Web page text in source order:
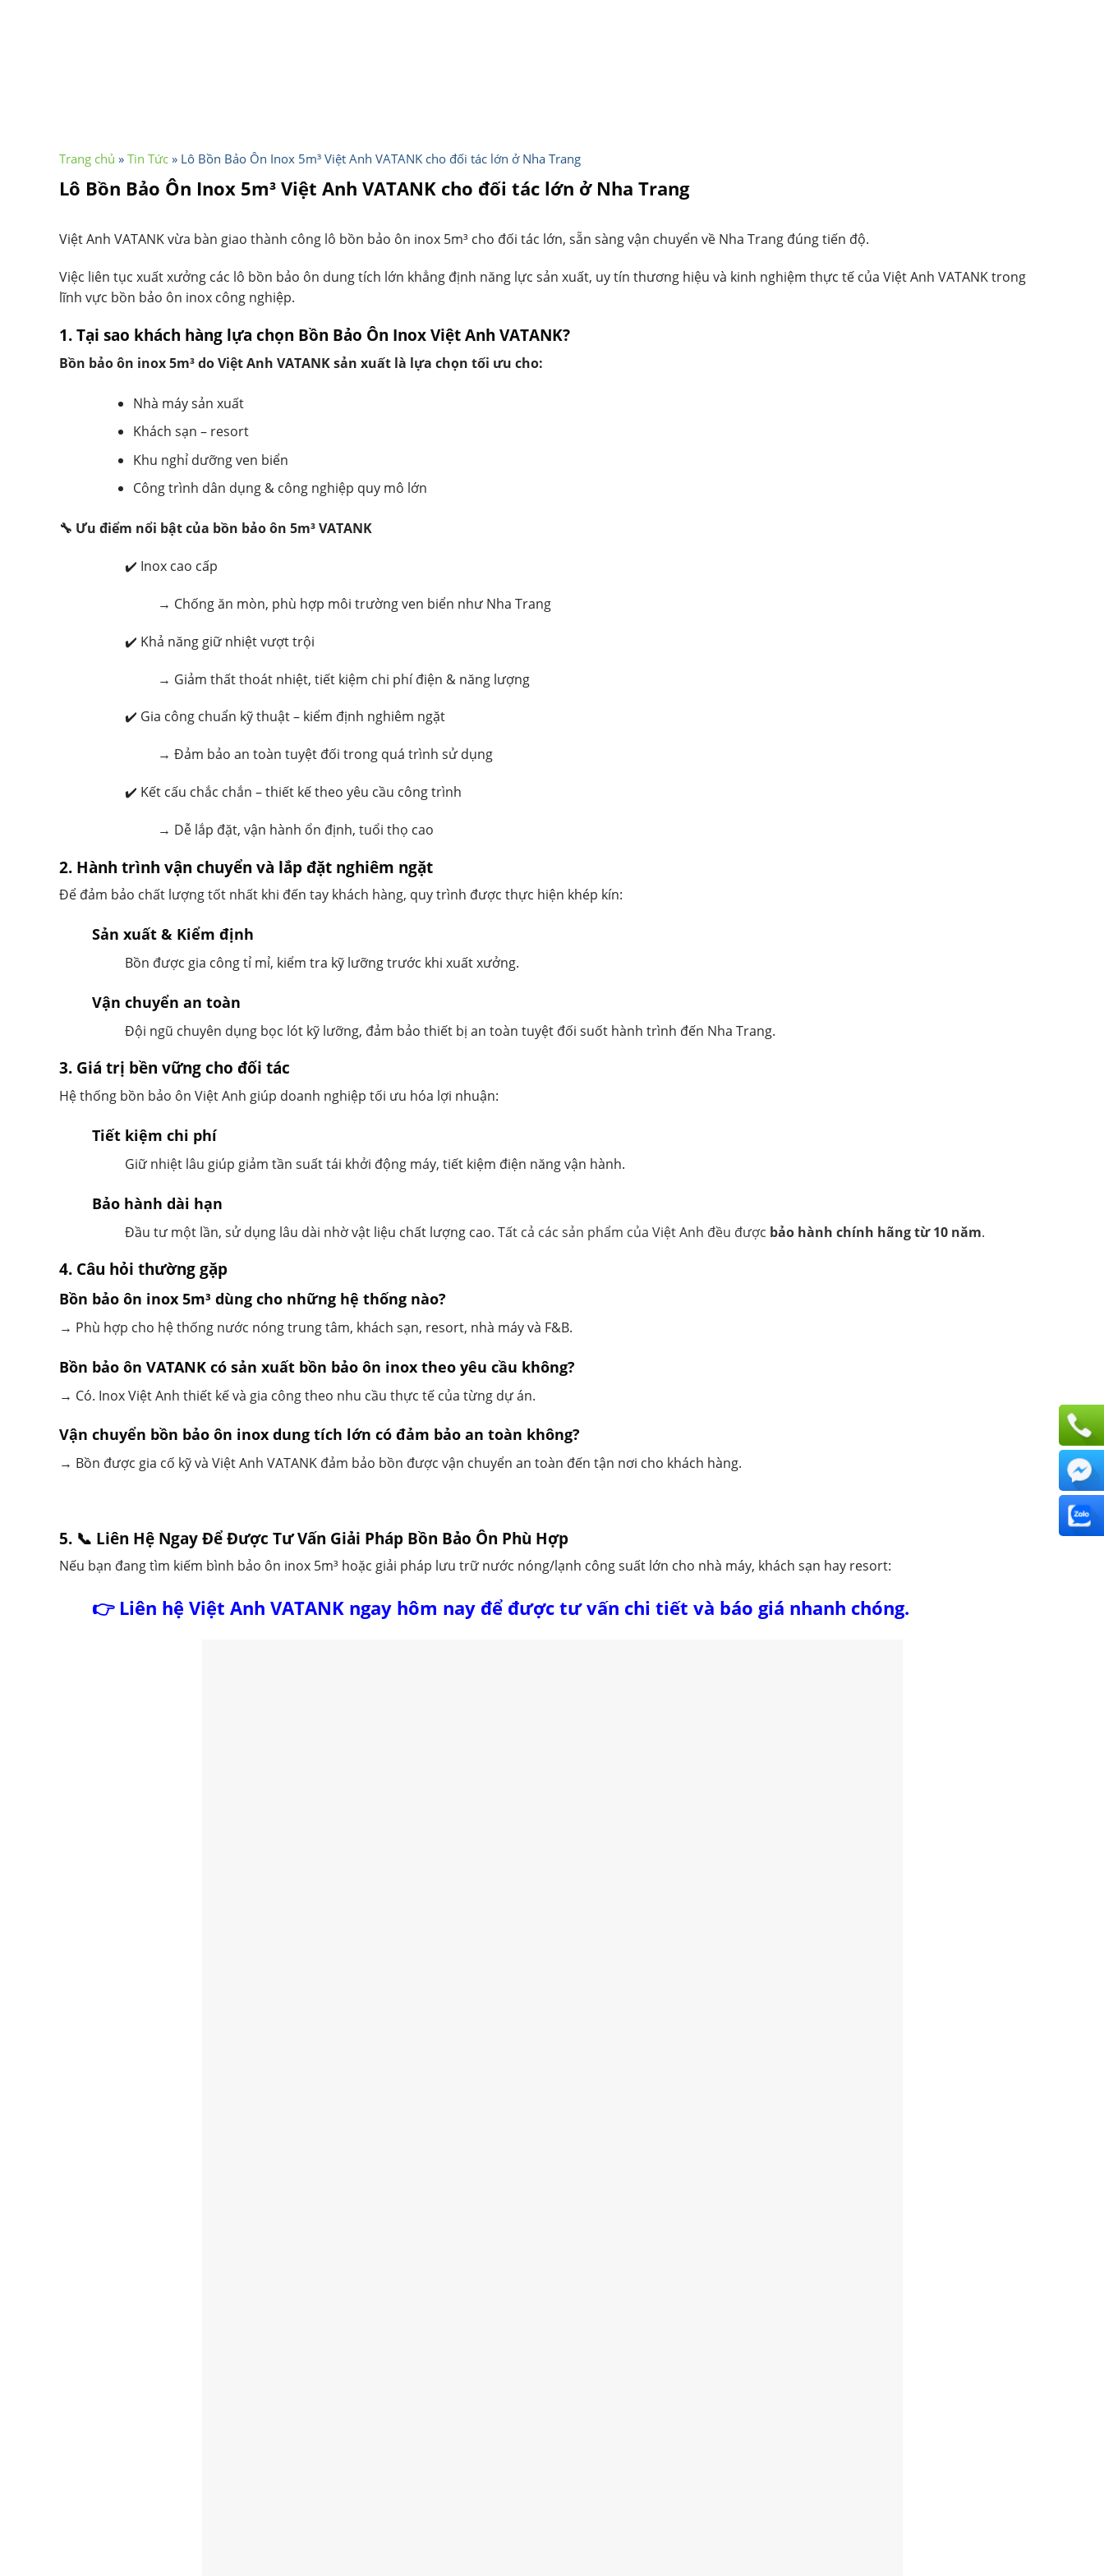
Trang chủ » Tin Tức » Lô Bồn Bảo Ôn Inox 5m³ Việt Anh VATANK cho đối tác lớn ở Nha Trang
Lô Bồn Bảo Ôn Inox 5m³ Việt Anh VATANK cho đối tác lớn ở Nha Trang
Việt Anh VATANK vừa bàn giao thành công lô bồn bảo ôn inox 5m³ cho đối tác lớn, sẵn sàng vận chuyển về Nha Trang đúng tiến độ.
Việc liên tục xuất xưởng các lô bồn bảo ôn dung tích lớn khẳng định năng lực sản xuất, uy tín thương hiệu và kinh nghiệm thực tế của Việt Anh VATANK trong
lĩnh vực bồn bảo ôn inox công nghiệp.
1. Tại sao khách hàng lựa chọn Bồn Bảo Ôn Inox Việt Anh VATANK?
Bồn bảo ôn inox 5m³ do Việt Anh VATANK sản xuất là lựa chọn tối ưu cho:
Nhà máy sản xuất
Khách sạn – resort
Khu nghỉ dưỡng ven biển
Công trình dân dụng & công nghiệp quy mô lớn
🔧 Ưu điểm nổi bật của bồn bảo ôn 5m³ VATANK
✔️ Inox cao cấp
→ Chống ăn mòn, phù hợp môi trường ven biển như Nha Trang
✔️ Khả năng giữ nhiệt vượt trội
→ Giảm thất thoát nhiệt, tiết kiệm chi phí điện & năng lượng
✔️ Gia công chuẩn kỹ thuật – kiểm định nghiêm ngặt
→ Đảm bảo an toàn tuyệt đối trong quá trình sử dụng
✔️ Kết cấu chắc chắn – thiết kế theo yêu cầu công trình
→ Dễ lắp đặt, vận hành ổn định, tuổi thọ cao
2. Hành trình vận chuyển và lắp đặt nghiêm ngặt
Để đảm bảo chất lượng tốt nhất khi đến tay khách hàng, quy trình được thực hiện khép kín:
Sản xuất & Kiểm định
Bồn được gia công tỉ mỉ, kiểm tra kỹ lưỡng trước khi xuất xưởng.
Vận chuyển an toàn
Đội ngũ chuyên dụng bọc lót kỹ lưỡng, đảm bảo thiết bị an toàn tuyệt đối suốt hành trình đến Nha Trang.
3. Giá trị bền vững cho đối tác
Hệ thống bồn bảo ôn Việt Anh giúp doanh nghiệp tối ưu hóa lợi nhuận:
Tiết kiệm chi phí
Giữ nhiệt lâu giúp giảm tần suất tái khởi động máy, tiết kiệm điện năng vận hành.
Bảo hành dài hạn
Đầu tư một lần, sử dụng lâu dài nhờ vật liệu chất lượng cao. Tất cả các sản phẩm của Việt Anh đều được bảo hành chính hãng từ 10 năm.
4. Câu hỏi thường gặp
Bồn bảo ôn inox 5m³ dùng cho những hệ thống nào?
→ Phù hợp cho hệ thống nước nóng trung tâm, khách sạn, resort, nhà máy và F&B.
Bồn bảo ôn VATANK có sản xuất bồn bảo ôn inox theo yêu cầu không?
→ Có. Inox Việt Anh thiết kế và gia công theo nhu cầu thực tế của từng dự án.
Vận chuyển bồn bảo ôn inox dung tích lớn có đảm bảo an toàn không?
→ Bồn được gia cố kỹ và Việt Anh VATANK đảm bảo bồn được vận chuyển an toàn đến tận nơi cho khách hàng.
5. 📞 Liên Hệ Ngay Để Được Tư Vấn Giải Pháp Bồn Bảo Ôn Phù Hợp
Nếu bạn đang tìm kiếm bình bảo ôn inox 5m³ hoặc giải pháp lưu trữ nước nóng/lạnh công suất lớn cho nhà máy, khách sạn hay resort:
👉 Liên hệ Việt Anh VATANK ngay hôm nay để được tư vấn chi tiết và báo giá nhanh chóng.